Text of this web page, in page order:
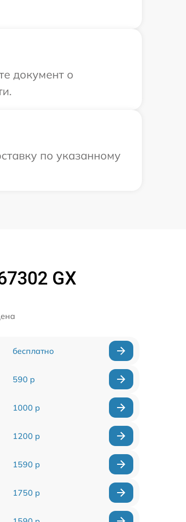
документ о
по указанному
GX
бесплатно
590 р
1000 р
1200 р
1590 р
1750 р